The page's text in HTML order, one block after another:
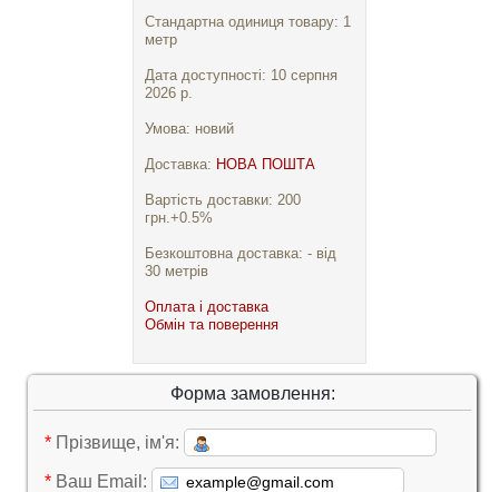
Стандартна одиниця товару: 1
метр
Дата доступності: 10 серпня
2026 р.
Умова: новий
Доставка: НОВА ПОШТА
Вартість доставки: 200
грн.+0.5%
Безкоштовна доставка: - від
30 метрів
Оплата і доставка
Обмін та поверення
Форма замовлення:
* Прізвище, ім'я:
* Ваш Email: